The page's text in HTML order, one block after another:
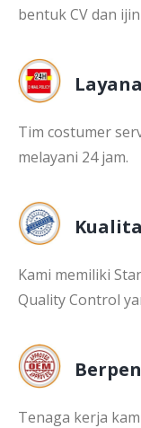
bentuk CV dan
Tim costumer
melayani 24 jam.
Kami memiliki
Quality Control
Tenaga kerja